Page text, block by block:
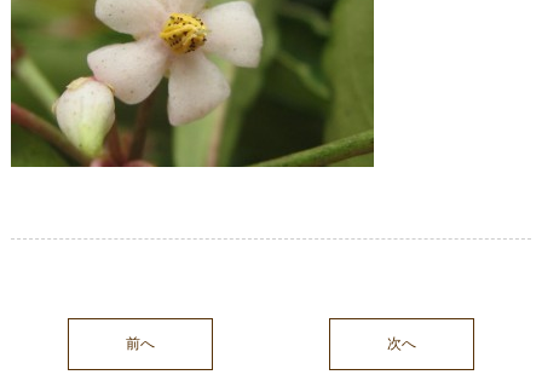
前へ 次へ